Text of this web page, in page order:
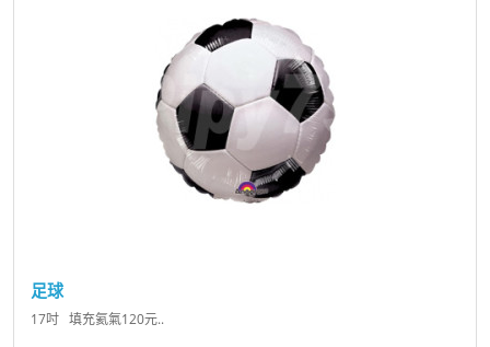
足球
17吋 填充氦氣120元..